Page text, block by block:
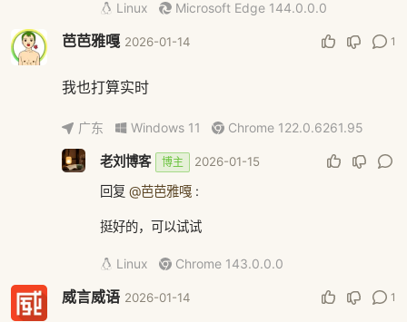
Linux Microsoft Edge 144.0.0.0
芭芭雅嘎 2026-01-14 1
我也打算实时
广东 Windows 11 Chrome 122.0.6261.95
老刘博客 博主 2026-01-15
回复 @芭芭雅嘎:
挺好的，可以试试
Linux Chrome 143.0.0.0
威言威语 2026-01-14 1